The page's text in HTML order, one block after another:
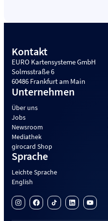
Kontakt
EURO Kartensysteme GmbH
Solmsstraße 6
60486 Frankfurt am Main
Unternehmen
Über uns
Jobs
Newsroom
Mediathek
girocard Shop
Sprache
Leichte Sprache
English